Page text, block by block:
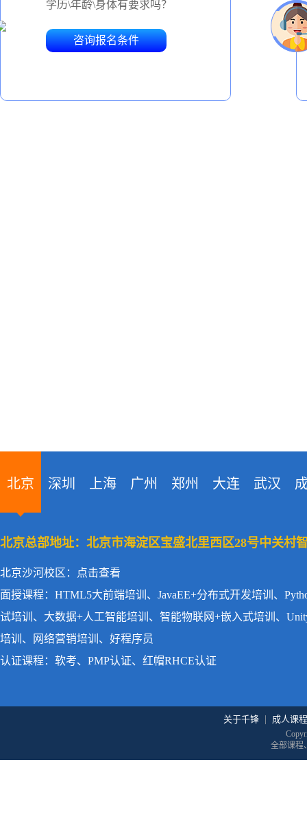
学历\年龄\身体有要求吗？
咨询报名条件
北京 深圳 上海 广州 郑州 大连 武汉
北京总部地址： 北京市海淀区宝盛北里西区28号中关村
北京沙河校区：
点击查看
面授课程： HTML5大前端培训、JavaEE+分布式开发培训、
试培训、大数据+人工智能培训、智能物联网+嵌入式培训、
培训、网络营销培训、好程序员
认证课程：软考、PMP认证、红帽RHCE认证
关于千锋 成人课程
全部课程